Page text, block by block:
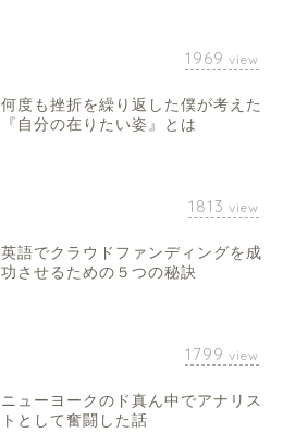
1969 view
何度も挫折を繰り返した僕が考えた
『自分の在りたい姿』とは
1813 view
英語でクラウドファンディングを成
功させるための５つの秘訣
1799 view
ニューヨークのド真ん中でアナリス
トとして奮闘した話